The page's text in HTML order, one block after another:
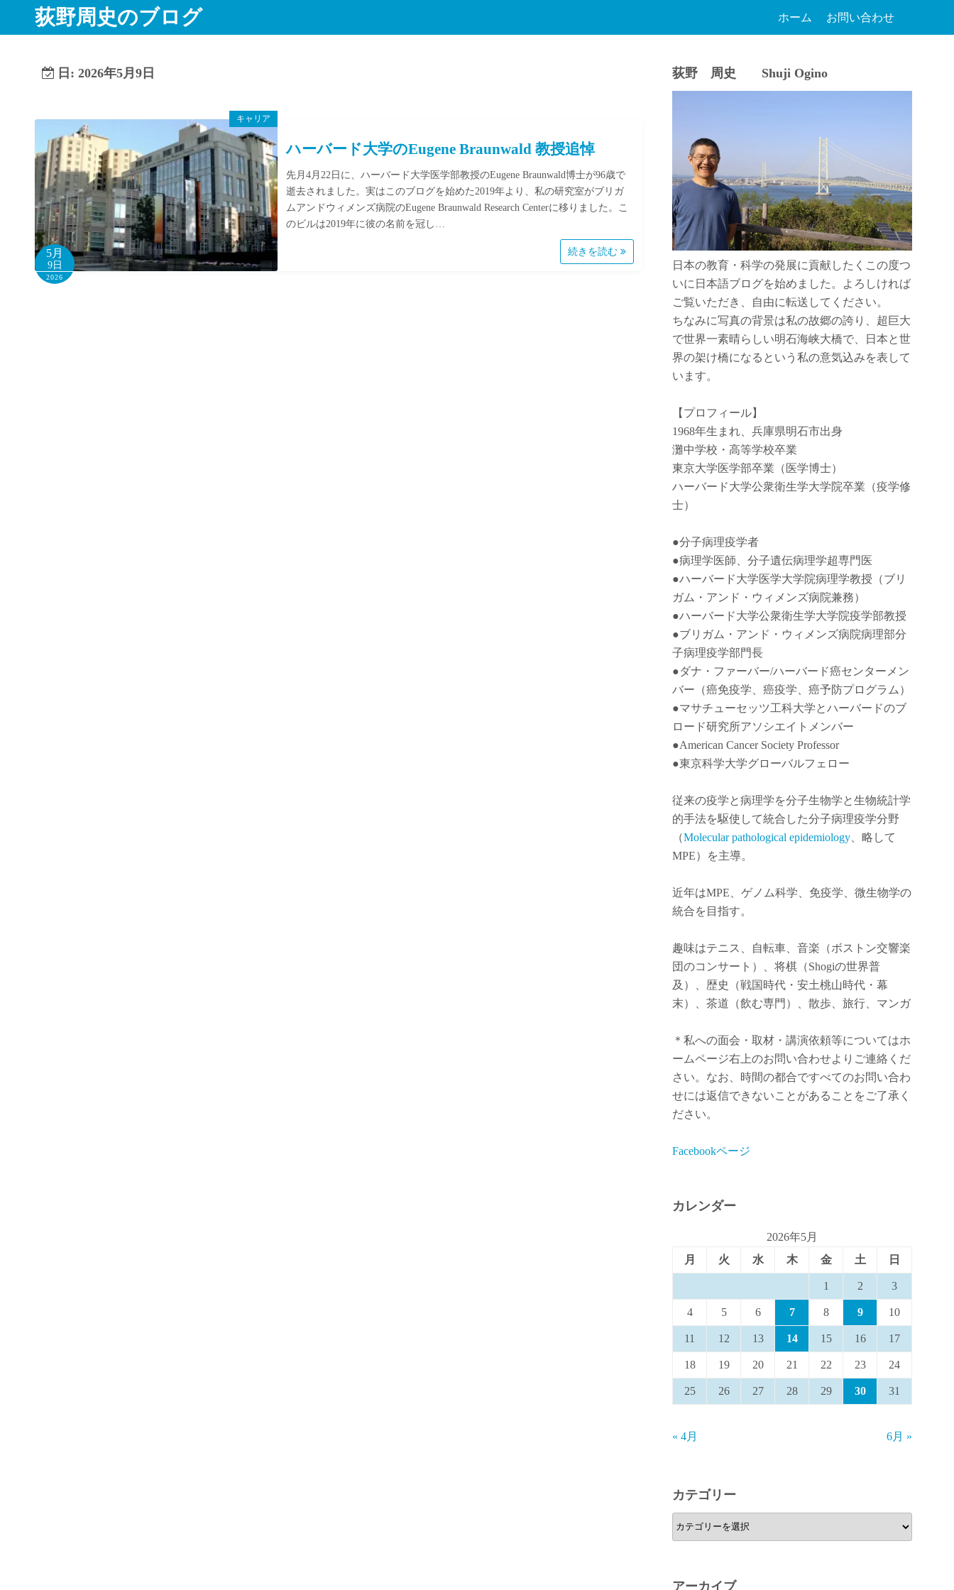
荻野周史のブログ ホーム お問い合わせ
日: 2026年5月9日
キャリア
5月
9日
2026
ハーバード大学のEugene Braunwald 教授追悼
先月4月22日に、ハーバード大学医学部教授のEugene Braunwald博士が96歳で
逝去されました。実はこのブログを始めた2019年より、私の研究室がブリガ
ムアンドウィメンズ病院のEugene Braunwald Research Centerに移りました。こ
のビルは2019年に彼の名前を冠し…
続きを読む
荻野 周史 Shuji Ogino
日本の教育・科学の発展に貢献したくこの度つ
いに日本語ブログを始めました。よろしければ
ご覧いただき、自由に転送してください。
ちなみに写真の背景は私の故郷の誇り、超巨大
で世界一素晴らしい明石海峡大橋で、日本と世
界の架け橋になるという私の意気込みを表して
います。
【プロフィール】
1968年生まれ、兵庫県明石市出身
灘中学校・高等学校卒業
東京大学医学部卒業（医学博士）
ハーバード大学公衆衛生学大学院卒業（疫学修
士）
●分子病理疫学者
●病理学医師、分子遺伝病理学超専門医
●ハーバード大学医学大学院病理学教授（ブリ
ガム・アンド・ウィメンズ病院兼務）
●ハーバード大学公衆衛生学大学院疫学部教授
●ブリガム・アンド・ウィメンズ病院病理部分
子病理疫学部門長
●ダナ・ファーバー/ハーバード癌センターメン
バー（癌免疫学、 癌疫学、癌予防プログラム）
●マサチューセッツ工科大学とハーバードのブ
ロード研究所アソシエイトメンバー
●American Cancer Society Professor
●東京科学大学グローバルフェロー
従来の疫学と病理学を分子生物学と生物統計学
的手法を駆使して統合した分子病理疫学分野
（Molecular pathological epidemiology、略して
MPE）を主導。
近年はMPE、ゲノム科学、免疫学、微生物学の
統合を目指す。
趣味はテニス、自転車、音楽（ボストン交響楽
団のコンサート）、将棋（Shogiの世界普
及）、歴史（戦国時代・安土桃山時代・幕
末）、茶道（飲む専門）、散歩、旅行、マンガ
＊私への面会・取材・講演依頼等についてはホ
ームページ右上のお問い合わせよりご連絡くだ
さい。なお、時間の都合ですべてのお問い合わ
せには返信できないことがあることをご了承く
ださい。
Facebookページ
カレンダー
2026年5月
月
火 水 木 金 土 日
1 2 3
4 5 6 7 8 9 10
11 12 13 14 15 16 17
18 19 20 21 22 23 24
25 26 27 28 29 30 31
« 4月 6月 »
カテゴリー
カ
テ
アーカイブ